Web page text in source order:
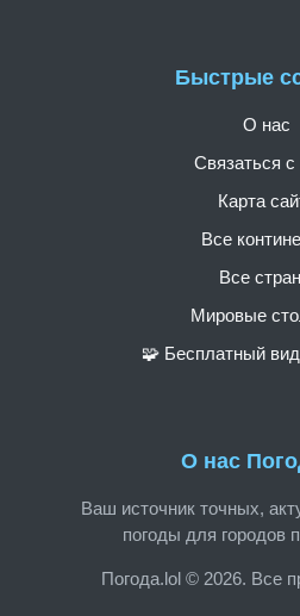
О нас
Ваш источник точных,
погоды для городов
Погода.lol © 2026. Все
Быстрые
О нас
Связаться
Карта
Все
Все
Мировые
🧩 Бесплатный